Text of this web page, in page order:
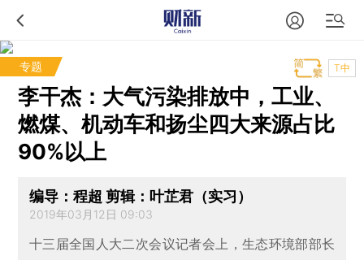
专题 T中
李干杰：大气污染排放中，工业、
燃煤、机动车和扬尘四大来源占比
90%以上
编导：程超 剪辑：叶芷君（实习）
2019年03月12日 09:03
十三届全国人大二次会议记者会上，生态环境部部长